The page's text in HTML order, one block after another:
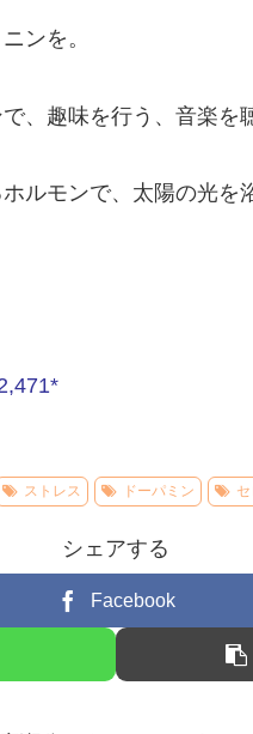
ンを。
、趣味を行う、音楽を
ルモンで、太陽の光を
ストレス ドーパミン
シェアする
Facebook